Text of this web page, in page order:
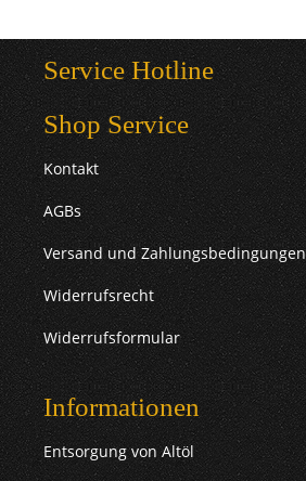
Service Hotline
Shop Service
Kontakt
AGBs
Versand und Zahlungsbedingungen
Widerrufsrecht
Widerrufsformular
Informationen
Entsorgung von Altöl